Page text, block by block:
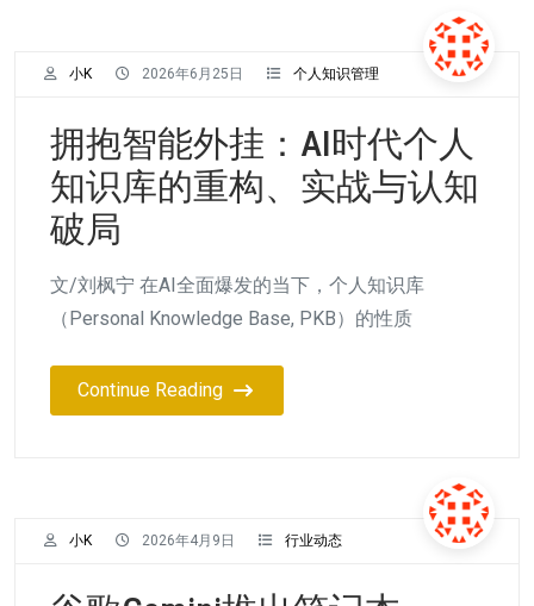
小K 2026年6月25日 个人知识管理
拥抱智能外挂：AI时代个人
知识库的重构、实战与认知
破局
文/刘枫宁 在AI全面爆发的当下，个人知识库
（Personal Knowledge Base, PKB）的性质
Continue Reading
小K 2026年4月9日 行业动态